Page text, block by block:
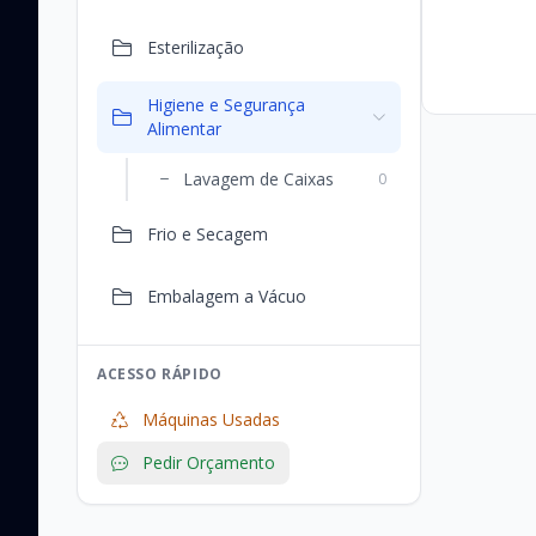
Esterilização
Higiene e Segurança
Alimentar
Lavagem de Caixas 0
Frio e Secagem
Embalagem a Vácuo
ACESSO RÁPIDO
Máquinas Usadas
Pedir Orçamento